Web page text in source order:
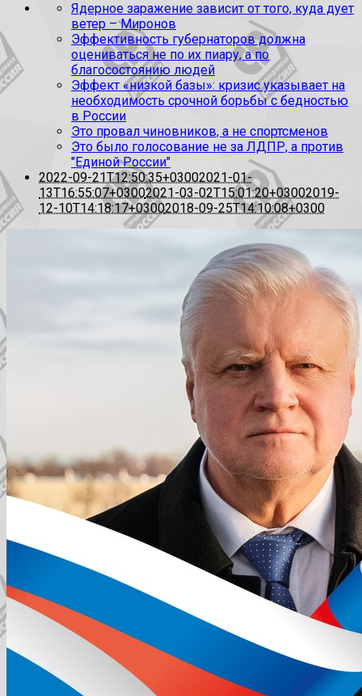
Ядерное заражение зависит от того, куда дует
ветер – Миронов
Эффективность губернаторов должна
оцениваться не по их пиару, а по
благосостоянию людей
Эффект «низкой базы»: кризис указывает на
необходимость срочной борьбы с бедностью
в России
Это провал чиновников, а не спортсменов
Это было голосование не за ЛДПР, а против
"Единой России"
2022-09-21T12:50:35+03002021-01-
13T16:55:07+03002021-03-02T15:01:20+03002019-
12-10T14:18:17+03002018-09-25T14:10:08+0300